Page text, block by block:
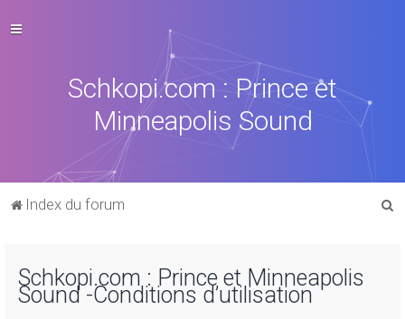
Schkopi.com : Prince et
Minneapolis Sound
Index du forum
Schkopi.com : Prince et Minneapolis
Sound -Conditions d’utilisation